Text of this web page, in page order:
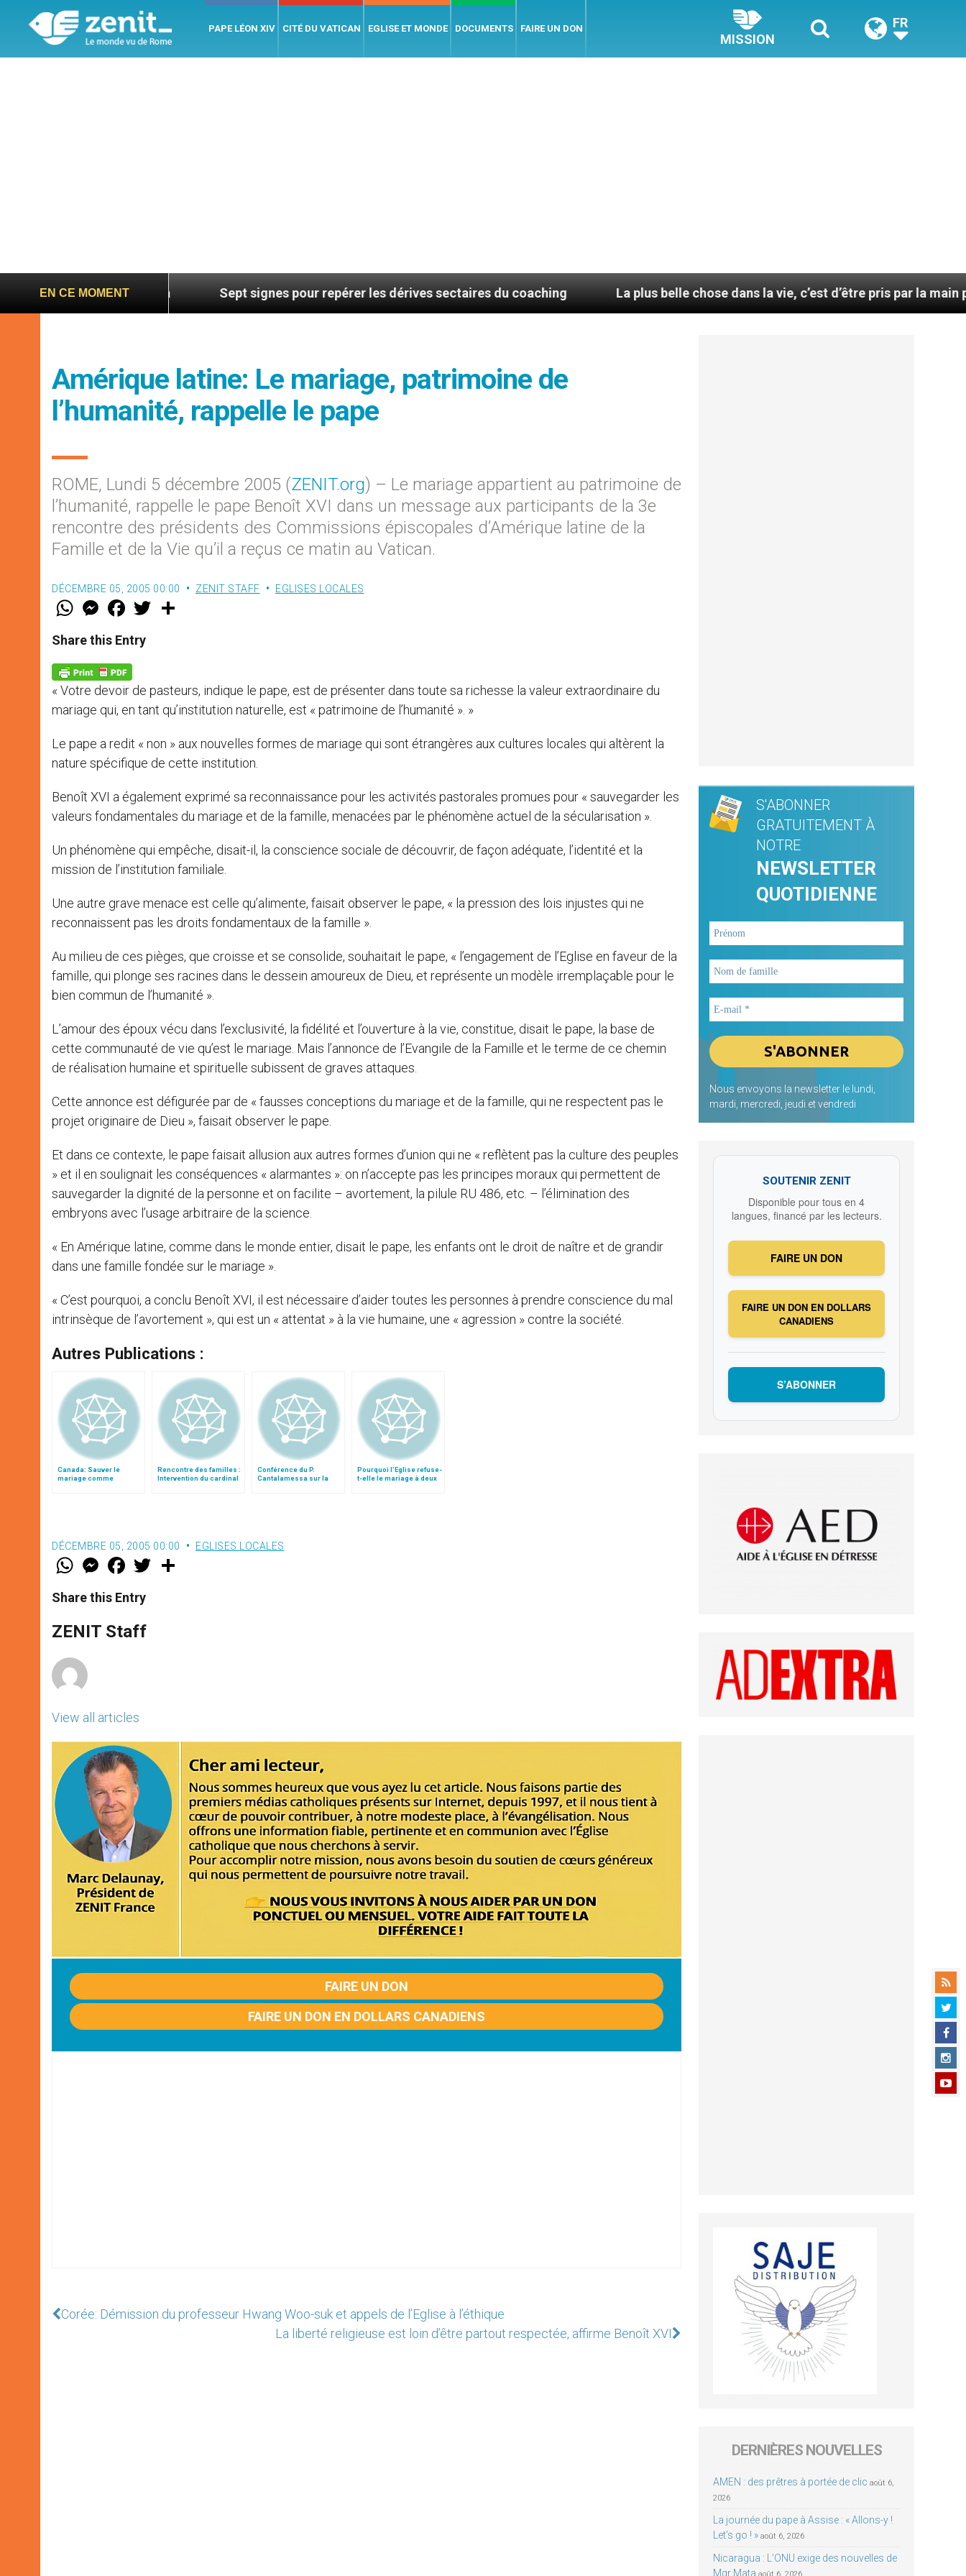
PAPE LÉON XIV CITÉ DU VATICAN EGLISE ET MONDE DOCUMENTS FAIRE UN DON
MISSION
FR
EN CE MOMENT
de Mgr Mata Sept signes pour repérer les dérives sectaires du coaching La plus belle chose dans la vie, c’est d’être pris par la main par Jésus
Amérique latine: Le mariage, patrimoine de
l’humanité, rappelle le pape
ROME, Lundi 5 décembre 2005 (ZENIT.org) – Le mariage appartient au patrimoine de
l’humanité, rappelle le pape Benoît XVI dans un message aux participants de la 3e
rencontre des présidents des Commissions épiscopales d’Amérique latine de la
Famille et de la Vie qu’il a reçus ce matin au Vatican.
DÉCEMBRE 05, 2005 00:00 ZENIT STAFF EGLISES LOCALES
W
t
s
p
p
M
e
s
e
g
e
r
F
a
e
b
k
w
Share this Entry
« Votre devoir de pasteurs, indique le pape, est de présenter dans toute sa richesse la valeur extraordinaire du
mariage qui, en tant qu’institution naturelle, est « patrimoine de l’humanité ». »
Le pape a redit « non » aux nouvelles formes de mariage qui sont étrangères aux cultures locales qui altèrent la
nature spécifique de cette institution.
Benoît XVI a également exprimé sa reconnaissance pour les activités pastorales promues pour « sauvegarder les
valeurs fondamentales du mariage et de la famille, menacées par le phénomène actuel de la sécularisation ».
Un phénomène qui empêche, disait-il, la conscience sociale de découvrir, de façon adéquate, l’identité et la
mission de l’institution familiale.
Une autre grave menace est celle qu’alimente, faisait observer le pape, « la pression des lois injustes qui ne
reconnaissent pas les droits fondamentaux de la famille ».
Au milieu de ces pièges, que croisse et se consolide, souhaitait le pape, « l’engagement de l’Eglise en faveur de la
famille, qui plonge ses racines dans le dessein amoureux de Dieu, et représente un modèle irremplaçable pour le
bien commun de l’humanité ».
L’amour des époux vécu dans l’exclusivité, la fidélité et l’ouverture à la vie, constitue, disait le pape, la base de
cette communauté de vie qu’est le mariage. Mais l’annonce de l’Evangile de la Famille et le terme de ce chemin
de réalisation humaine et spirituelle subissent de graves attaques.
Cette annonce est défigurée par de « fausses conceptions du mariage et de la famille, qui ne respectent pas le
projet originaire de Dieu », faisait observer le pape.
Et dans ce contexte, le pape faisait allusion aux autres formes d’union qui ne « reflètent pas la culture des peuples
» et il en soulignait les conséquences « alarmantes »: on n’accepte pas les principes moraux qui permettent de
sauvegarder la dignité de la personne et on facilite – avortement, la pilule RU 486, etc. – l’élimination des
embryons avec l’usage arbitraire de la science.
« En Amérique latine, comme dans le monde entier, disait le pape, les enfants ont le droit de naître et de grandir
dans une famille fondée sur le mariage ».
« C’est pourquoi, a conclu Benoît XVI, il est nécessaire d’aider toutes les personnes à prendre conscience du mal
intrinsèque de l’avortement », qui est un « attentat » à la vie humaine, une « agression » contre la société.
Autres Publications :
Canada: Sauver le
mariage comme
Rencontre des familles :
Intervention du cardinal
Conférence du P.
Cantalamessa sur la
Pourquoi l’Eglise refuse-
t-elle le mariage à deux
DÉCEMBRE 05, 2005 00:00 EGLISES LOCALES
W
t
s
p
p
M
e
s
e
g
e
F
a
e
b
o
k
w
Share this Entry
ZENIT Staff
View all articles
FAIRE UN DON
FAIRE UN DON EN DOLLARS CANADIENS
Corée: Démission du professeur Hwang Woo-suk et appels de l’Eglise à l’éthique
La liberté religieuse est loin d’être partout respectée, affirme Benoît XVI
S'ABONNER
GRATUITEMENT À
NOTRE
NEWSLETTER
QUOTIDIENNE
Nous envoyons la newsletter le lundi,
mardi, mercredi, jeudi et vendredi
SOUTENIR ZENIT
Disponible pour tous en 4
langues, financé par les lecteurs.
FAIRE UN DON
FAIRE UN DON EN DOLLARS
CANADIENS
S’ABONNER
DERNIÈRES NOUVELLES
AMEN : des prêtres à portée de clic août 6,
2026
La journée du pape à Assise : « Allons-y !
Let’s go ! » août 6, 2026
Nicaragua : L’ONU exige des nouvelles de
Mgr Mata